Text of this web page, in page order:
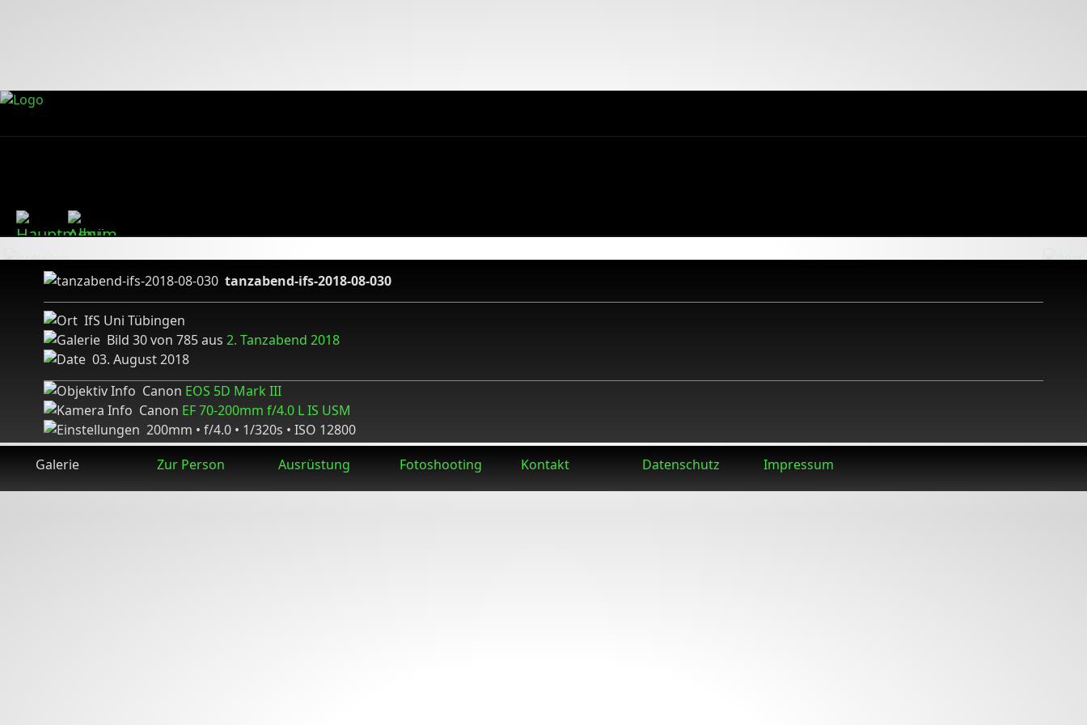
tanzabend-ifs-2018-08-030
IfS Uni Tübingen
Bild 30 von 785 aus 2. Tanzabend 2018
03. August 2018
Canon EOS 5D Mark III
Canon EF 70-200mm f/4.0 L IS USM
200mm • f/4.0 • 1/320s • ISO 12800
Galerie
Zur Person Ausrüstung Fotoshooting Kontakt Datenschutz Impressum